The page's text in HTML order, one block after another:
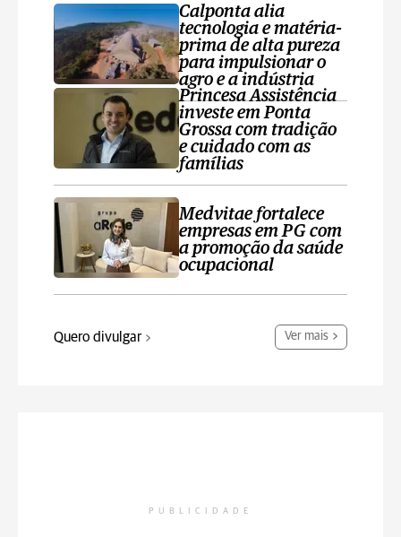
Calponta alia
tecnologia e matéria-
prima de alta pureza
para impulsionar o
agro e a indústria
Princesa Assistência
investe em Ponta
Grossa com tradição
e cuidado com as
famílias
Medvitae fortalece
empresas em PG com
a promoção da saúde
ocupacional
Quero divulgar Ver mais
PUBLICIDADE